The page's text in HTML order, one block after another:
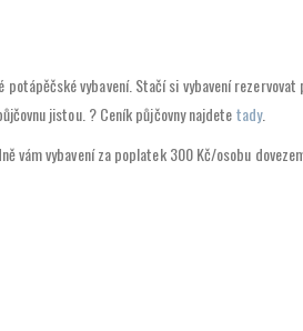
vybavení. Stačí si vybavení
jistou. ? Ceník půjčovny najdetetady.
vám vybavení za poplatek 300 Kč/osobu